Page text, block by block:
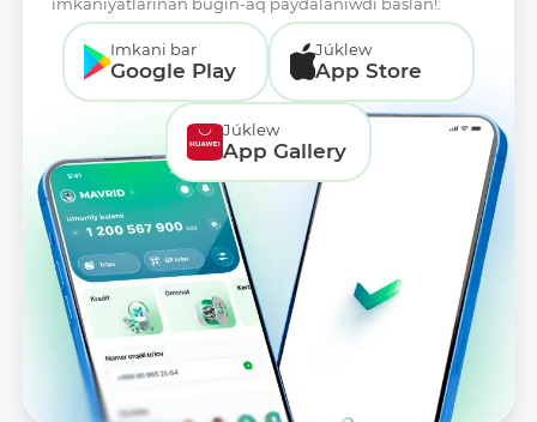
imkaniyatlarınan búgin-aq paydalanıwdı baslań!:
Imkani bar
Google Play
Júklew
App Store
Júklew
App Gallery